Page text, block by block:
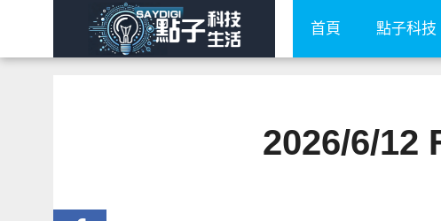
首頁 點子科技
2026/6/12